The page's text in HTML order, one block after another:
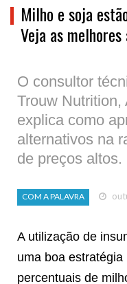
Milho e soja
Veja as
O consultor
Trouw Nutrition,
explica como
alternativos na
de preços altos.
COM A PALAVRA
A utilização de
uma boa
percentuais de